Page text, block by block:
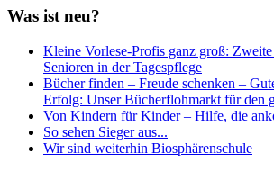
Was ist neu?
Kleine Vorlese-Profis ganz groß: Zweite
Senioren in der Tagespflege
Bücher finden – Freude schenken –
Erfolg: Unser Bücherflohmarkt für den
Von Kindern für Kinder – Hilfe, die
So sehen Sieger aus...
Wir sind weiterhin Biosphärenschule